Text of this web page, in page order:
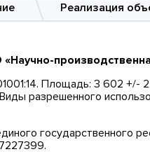
Реализация
Площадь: 3 602 +/-
разрешенного
государственного